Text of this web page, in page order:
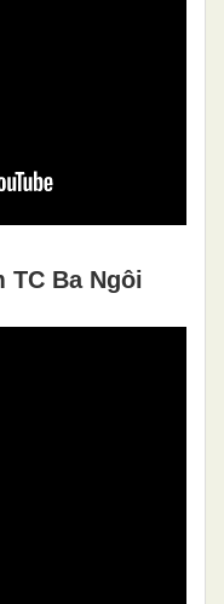
TC Ba Ngôi